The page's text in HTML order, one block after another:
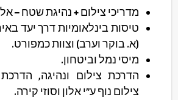
מדריכי צילום + נהיגת שטח –
טיסות בינלאומיות דרך יעד
(א. בוקר וערב) וצוות כמפורט.
מיסי נמל וביטחון.
הדרכת צילום ונהיגה,
צילום נוף ע"י אלון וסוזי קירה.